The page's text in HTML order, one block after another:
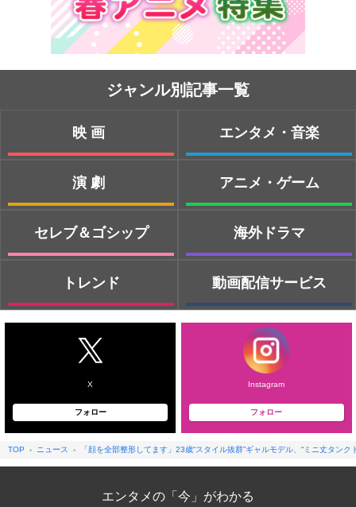
ジャンル別記事一覧
映画
演劇
セレブ＆ゴシップ
トレンド
エンタメ・音楽
アニメ・ゲーム
海外ドラマ
動画配信サービス
X
フォロー
Instagram
フォロー
TOP ニュース 「顔を全部整形してます」23歳“スタイル抜群”ギャルモデル、“ミニ丈タンク
エンタメの「今」がわかる